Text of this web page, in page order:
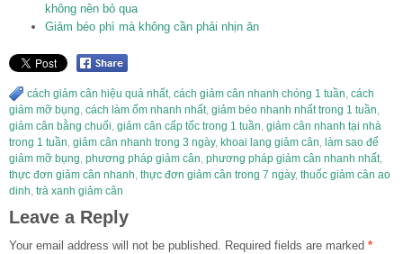
không nên bỏ qua
Giảm béo phì mà không cần phải nhịn ăn
cách giảm cân hiệu quả nhất, cách giảm cân nhanh chóng 1 tuần, cách
giảm mỡ bụng, cách làm ốm nhanh nhất, giảm béo nhanh nhất trong 1 tuần,
giảm cân bằng chuối, giảm cân cấp tốc trong 1 tuần, giảm cân nhanh tại nhà
trong 1 tuần, giảm cân nhanh trong 3 ngày, khoai lang giảm cân, làm sao để
giảm mỡ bụng, phương pháp giảm cân, phương pháp giảm cân nhanh nhất,
thực đơn giảm cân nhanh, thực đơn giảm cân trong 7 ngày, thuốc giảm cân ao
dinh, trà xanh giảm cân
Leave a Reply
Your email address will not be published. Required fields are marked *